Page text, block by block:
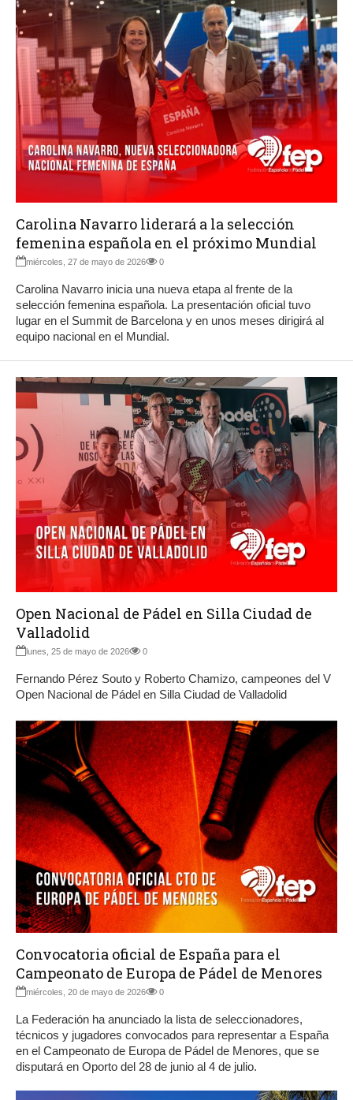
Carolina Navarro liderará a la selección
femenina española en el próximo Mundial
miércoles, 27 de mayo de 2026 0
Carolina Navarro inicia una nueva etapa al frente de la
selección femenina española. La presentación oficial tuvo
lugar en el Summit de Barcelona y en unos meses dirigirá al
equipo nacional en el Mundial.
Open Nacional de Pádel en Silla Ciudad de
Valladolid
lunes, 25 de mayo de 2026 0
Fernando Pérez Souto y Roberto Chamizo, campeones del V
Open Nacional de Pádel en Silla Ciudad de Valladolid
Convocatoria oficial de España para el
Campeonato de Europa de Pádel de Menores
miércoles, 20 de mayo de 2026 0
La Federación ha anunciado la lista de seleccionadores,
técnicos y jugadores convocados para representar a España
en el Campeonato de Europa de Pádel de Menores, que se
disputará en Oporto del 28 de junio al 4 de julio.